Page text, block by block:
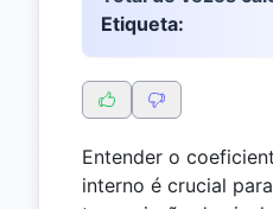
Etiqueta:
Entender o
interno é crucial